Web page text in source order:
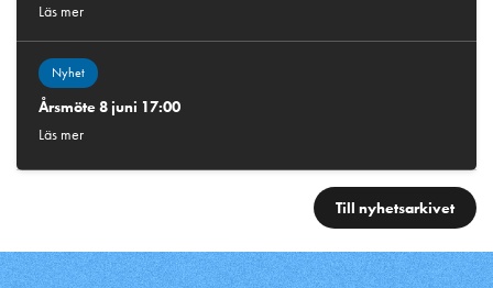
Läs mer
Nyhet
Årsmöte 8 juni 17:00
Läs mer
Till nyhetsarkivet